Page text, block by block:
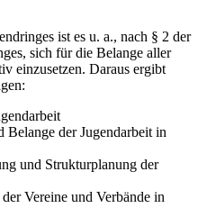
ist es u. a., nach § 2 der
sich für die Belange aller
einzusetzen. Daraus ergibt
Belange der Jugendarbeit in
und Strukturplanung der
Vereine und Verbände in